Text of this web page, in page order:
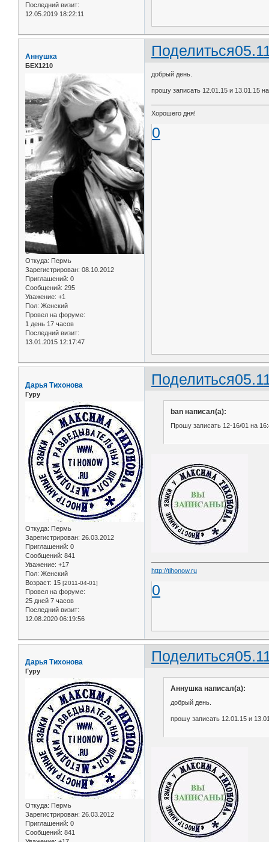
Последний визит:
12.05.2019 18:22:11
Поделиться
Аннушка
БЕХ1210
Откуда: Пермь
Зарегистрирован: 08.10.2012
Приглашений: 0
Сообщений: 295
Уважение: +1
Пол: Женский
Провел на форуме:
1 день 17 часов
Последний визит:
13.01.2015 12:17:47
добрый день.
прошу записать 12.01.15 и 13.01.15
Хорошего дня!
0
Поделиться
Дарья Тихонова
Гуру
Откуда: Пермь
Зарегистрирован: 26.03.2012
Приглашений: 0
Сообщений: 841
Уважение: +17
Пол: Женский
Возраст: 15 [2011-04-01]
Провел на форуме:
25 дней 7 часов
Последний визит:
12.08.2020 06:19:56
ban написал(а):
Прошу записать 12-16/01 на
http://tihonow.ru
0
Поделиться
Дарья Тихонова
Гуру
Откуда: Пермь
Зарегистрирован: 26.03.2012
Приглашений: 0
Сообщений: 841
Аннушка написал(а):
добрый день.
прошу записать 12.01.15 и